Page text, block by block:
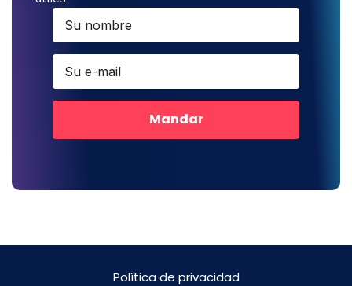
Mandar
Política de privacidad